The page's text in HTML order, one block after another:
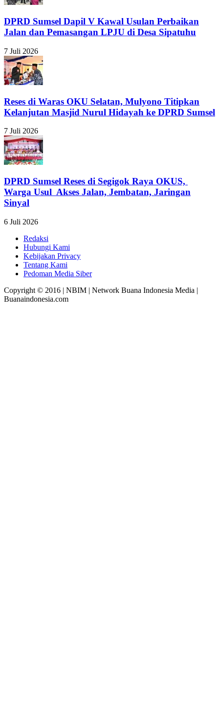
DPRD Sumsel Dapil V Kawal Usulan Perbaikan
Jalan dan Pemasangan LPJU di Desa Sipatuhu
7 Juli 2026
Reses di Waras OKU Selatan, Mulyono Titipkan
Kelanjutan Masjid Nurul Hidayah ke DPRD Sumsel
7 Juli 2026
DPRD Sumsel Reses di Segigok Raya OKUS,
Warga Usul Akses Jalan, Jembatan, Jaringan
Sinyal
6 Juli 2026
Redaksi
Hubungi Kami
Kebijakan Privacy
Tentang Kami
Pedoman Media Siber
Copyright © 2016 | NBIM | Network Buana Indonesia Media |
Buanaindonesia.com